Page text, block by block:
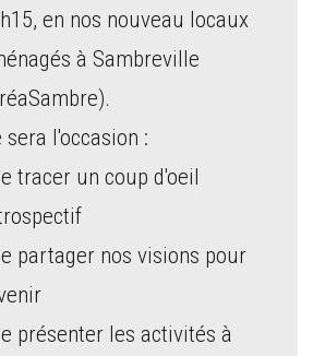
en nos nouveau locaux
à Sambreville
sera l'occasion :
tracer un coup d'oeil
partager nos visions pour
présenter les activités à